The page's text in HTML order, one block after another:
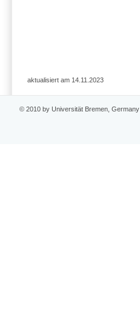
aktualisiert am 14.11.2023
© 2010 by Universität Bremen, Germany